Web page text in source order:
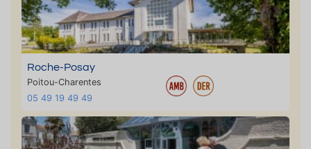
Roche-Posay
Poitou-Charentes
05 49 19 49 49